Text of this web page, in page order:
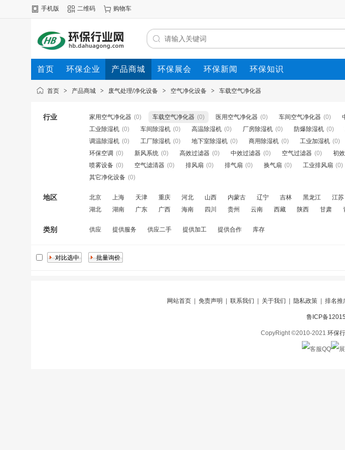
手机版 二维码 购物车
首页 环保企业 产品商城 环保展会 环保新闻 环保知识
首页 > 产品商城 > 废气处理/净化设备 > 空气净化设备 > 车载空气净化器
行业 家用空气净化器 (0) 车载空气净化器 (0) 医用空气净化器 (0) 车间空气净化器 (0)
工业除湿机 (0) 车间除湿机 (0) 高温除湿机 (0) 厂房除湿机 (0) 防爆除湿机 (0)
调温除湿机 (0) 工厂除湿机 (0) 地下室除湿机 (0) 商用除湿机 (0) 工业加湿机 (0)
环保空调 (0) 新风系统 (0) 高效过滤器 (0) 中效过滤器 (0) 空气过滤器 (0) 初
喷雾设备 (0) 空气滤清器 (0) 排风扇 (0) 排气扇 (0) 换气扇 (0) 工业排风扇 (0)
其它净化设备 (0)
地区 北京 上海 天津 重庆 河北 山西 内蒙古 辽宁 吉林 黑龙江 江苏
湖北
湖南 广东 广西 海南 四川 贵州 云南 西藏 陕西 甘肃
类别 供应 提供服务 供应二手 提供加工 提供合作 库存
网站首页 免责声明 联系我们 关于我们 隐私政策 排名推
鲁ICP备
CopyRight ©2010-2021 环保